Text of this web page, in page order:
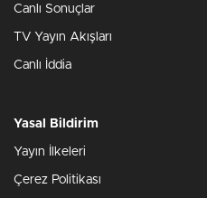
Canlı Sonuçlar
TV Yayın Akışları
Canlı İddia
Yasal Bildirim
Yayın İlkeleri
Çerez Politikası